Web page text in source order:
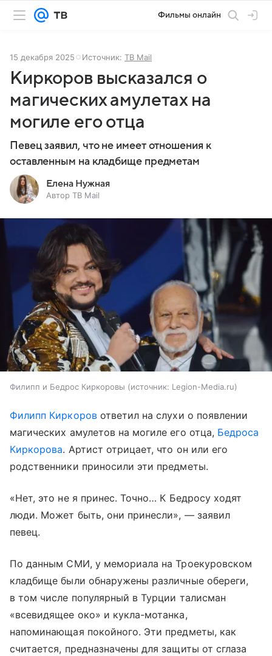
Фильмы онлайн
15 декабря 2025 Источник: ТВ Mail
Киркоров высказался о
магических амулетах на
могиле его отца
Певец заявил, что не имеет отношения к
оставленным на кладбище предметам
Елена Нужная
Автор ТВ Mail
Филипп и Бедрос Киркоровы источник: Legion-Media.ru
Филипп Киркоровответил на слухи о появлении
магических амулетов на могиле его отца, Бедроса
Киркорова. Артист отрицает, что он или его
родственники приносили эти предметы.
«Нет, это не я принес. Точно… К Бедросу ходят
люди. Может быть, они принесли», — заявил
певец.
По данным СМИ, у мемориала на Троекуровском
кладбище были обнаружены различные обереги,
в том числе популярный в Турции талисман
«всевидящее око» и кукла-мотанка,
напоминающая покойного. Эти предметы, как
считается, предназначены для защиты от сглаза